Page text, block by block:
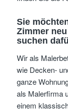
Sie
Zimmer
suchen
Wir als
wie Decken-
ganze
als Malerfirma
einem